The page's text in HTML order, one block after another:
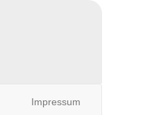
Impressum